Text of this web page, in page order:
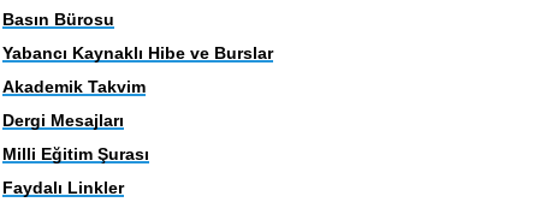
Basın Bürosu
Yabancı Kaynaklı Hibe ve Burslar
Akademik Takvim
Dergi Mesajları
Milli Eğitim Şurası
Faydalı Linkler